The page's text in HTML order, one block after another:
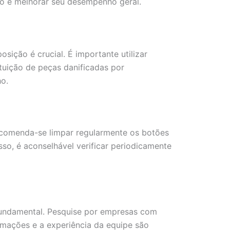
é crucial. É importante utilizar
de peças danificadas por
se limpar regularmente os botões
é aconselhável verificar periodicamente
Pesquise por empresas com
e a experiência da equipe são